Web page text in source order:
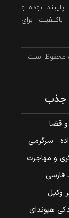
بوده و
برای
محفوظ است.
جذب
قضا
سرگرمی
و مهاجرت
فارسی
وکیل
هیوندای